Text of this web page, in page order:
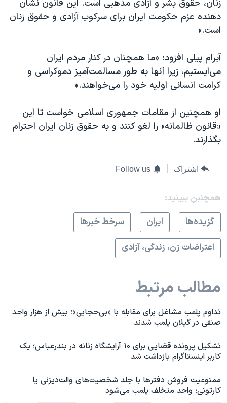
زنان، حقوق بشر و آزادی مذهبی است. این قانون نشان
دهنده عزم حکومت ایران برای سرکوب آزادی و حقوق زنان
است.»
آبرام پیلی افزود: «ما همچنان در کنار مردم ایران
می‌ایستیم، زیرا آنها به طور مسالمت‌آمیز دموکراسی و
کرامت انسانی اولیه خود را می‌خواهند.»
او همچنین از مقامات جمهوری اسلامی خواست تا این
«قانون ظالمانه» را لغو کنند و به حقوق زنان ایران احترام
بگذارند.
اشتراک Follow us
همچنبن ببینید:
گزيده‌ها
ايران
سرخط خبرها
اعتراضات زن، زندگی، آزادی
مطالب مرتبط
تداوم پلمب مشاغل برای مقابله با «بی‌حجابی»؛ بیش از هزار واحد
صنفی در گیلان پلمب شدند
تشکیل پرونده قضایی برای ۱۰ آرایشگاه زنانه در بندرعباس؛ یک
کاربر اینستاگرام بازداشت شد
ممنوعیت فروش دفترها با جلد شخصیت‌های والت‌دیزنی یا
کارتونی؛ واحد متخلف پلمب می‌شود